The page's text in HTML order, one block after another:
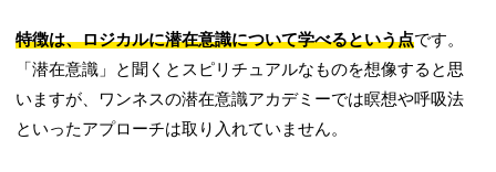
特徴は、ロジカルに潜在意識について学べるという点です。
「潜在意識」と聞くとスピリチュアルなものを想像すると思
いますが、ワンネスの潜在意識アカデミーでは瞑想や呼吸法
といったアプローチは取り入れていません。